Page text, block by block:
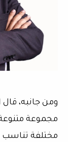
ومن جانبه،
مجموعة
مختلفة تناسب